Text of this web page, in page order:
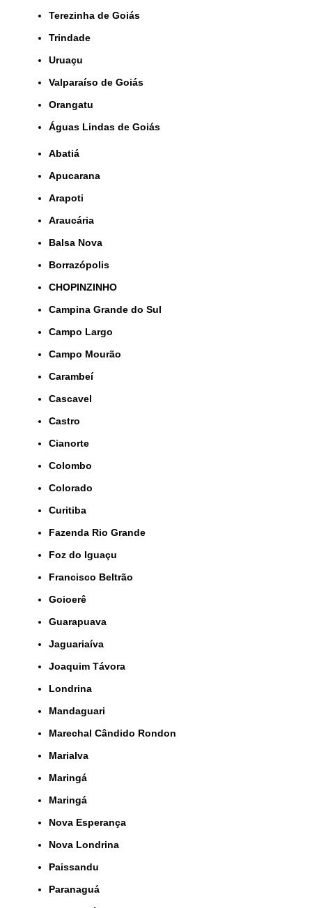
Terezinha de Goiás
Trindade
Uruaçu
Valparaíso de Goiás
orangatu
Águas Lindas de Goiás
Abatiá
Apucarana
Arapoti
Araucária
Balsa Nova
Borrazópolis
CHOPINZINHO
Campina Grande do Sul
Campo Largo
Campo Mourão
Carambeí
Cascavel
Castro
Cianorte
Colombo
Colorado
Curitiba
Fazenda Rio Grande
Foz do Iguaçu
Francisco Beltrão
Goioerê
Guarapuava
Jaguariaíva
Joaquim Távora
Londrina
Mandaguari
Marechal Cândido Rondon
Marialva
Maringá
Maringá
Nova Esperança
Nova Londrina
Paissandu
Paranaguá